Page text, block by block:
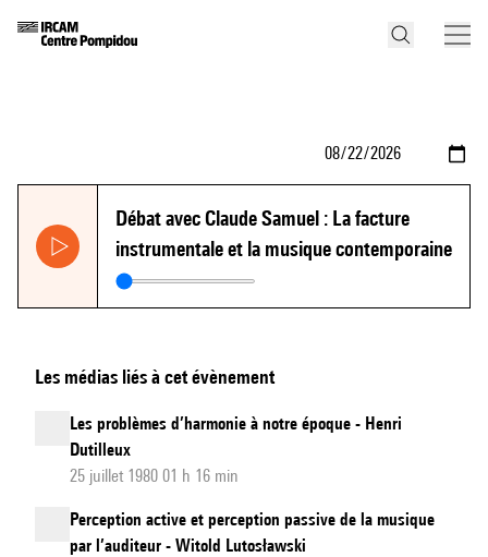
Débat avec Claude Samuel : La facture
instrumentale et la musique contemporaine
Les médias liés à cet évènement
Les problèmes d’harmonie à notre époque - Henri
Dutilleux
25 juillet 1980 01 h 16 min
Perception active et perception passive de la musique
par l’auditeur - Witold Lutosławski